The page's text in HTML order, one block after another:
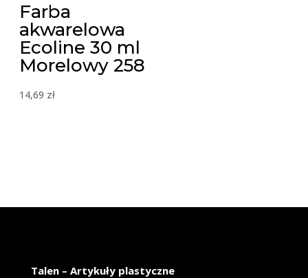
Farba
akwarelowa
Ecoline 30 ml
Morelowy 258
14,69 zł
Talen – Artykuły plastyczne